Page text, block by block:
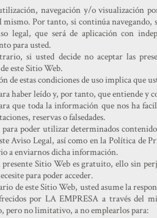
navegación y/o visualización
Por tanto, si continúa navegando,
legal, que será de aplicación con
para usted.
si usted decide no aceptar las
este Sitio Web.
de estas condiciones de uso implica que
haber leído y, por tanto, que entiende y
que toda la información que nos ha
reservas o falsedades.
para poder utilizar determinados
Aviso Legal, así como en la Política de
a enviarnos dicha información.
presente Sitio Web es gratuito, ello sin
para poder acceder.
de este Sitio Web, usted asume la
por LA EMPRESA a través del
pero no limitativo, a no emplearlos para: